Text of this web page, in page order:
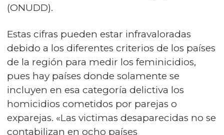
(ONUDD).
Estas cifras pueden estar infravaloradas
debido a los diferentes criterios de los países
de la región para medir los feminicidios,
pues hay países donde solamente se
incluyen en esa categoría delictiva los
homicidios cometidos por parejas o
exparejas. «Las victimas desaparecidas no se
contabilizan en ocho países